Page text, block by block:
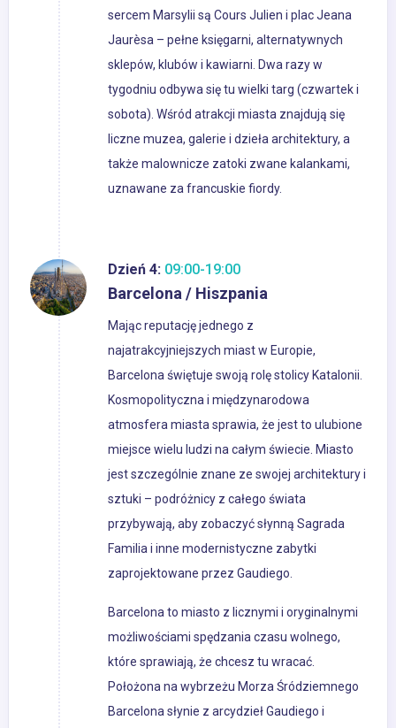
sercem Marsylii są Cours Julien i plac Jeana
Jaurèsa – pełne księgarni, alternatywnych
sklepów, klubów i kawiarni. Dwa razy w
tygodniu odbywa się tu wielki targ (czwartek i
sobota). Wśród atrakcji miasta znajdują się
liczne muzea, galerie i dzieła architektury, a
także malownicze zatoki zwane kalankami,
uznawane za francuskie fiordy.
Dzień 4: 09:00-19:00
Barcelona / Hiszpania
Mając reputację jednego z
najatrakcyjniejszych miast w Europie,
Barcelona świętuje swoją rolę stolicy Katalonii.
Kosmopolityczna i międzynarodowa
atmosfera miasta sprawia, że jest to ulubione
miejsce wielu ludzi na całym świecie. Miasto
jest szczególnie znane ze swojej architektury i
sztuki – podróżnicy z całego świata
przybywają, aby zobaczyć słynną Sagrada
Familia i inne modernistyczne zabytki
zaprojektowane przez Gaudiego.
Barcelona to miasto z licznymi i oryginalnymi
możliwościami spędzania czasu wolnego,
które sprawiają, że chcesz tu wracać.
Położona na wybrzeżu Morza Śródziemnego
Barcelona słynie z arcydzieł Gaudiego i